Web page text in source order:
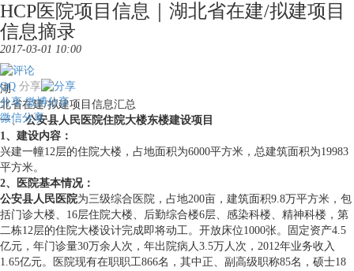
HCP医院项目信息｜湖北省在建/拟建项目
信息摘录
2017-03-01 10:00
分享
QQ
分享 微博分享
微信分享
湖
北省在建/拟建项目信息汇总
一、公安县人民医院住院大楼东楼建设项目
1、 建设内容：
兴建一幢12层的住院大楼，占地面积为6000平方米，总建筑面积为19983
平方米。
2、 医院基本情况：
公安县人民医院为三级综合医院，占地200亩，建筑面积9.8万平方米，包
括门诊大楼、16层住院大楼、后勤综合楼6层、感染科楼、精神科楼，第
二栋12层的住院大楼设计完成即将动工。开放床位1000张。固定资产4.5
亿元，年门诊量30万余人次，年出院病人3.5万人次，2012年业务收入
1.65亿元。医院现有在职职工866名，其中正、副高级职称85名，硕士18